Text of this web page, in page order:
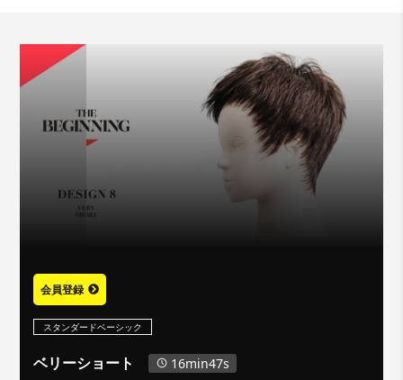
会員登録
スタンダードベーシック
ベリーショート 16min47s